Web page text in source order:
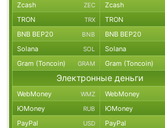
Zcash ZEC Zcash
TRON TRX TRON
BNB BEP20 BNB BNB BEP20
Solana SOL Solana
Gram (Toncoin) GRAM Gram (Toncoin)
Электронные деньги
WebMoney WMZ WebMoney
ЮMoney RUB ЮMoney
PayPal USD PayPal